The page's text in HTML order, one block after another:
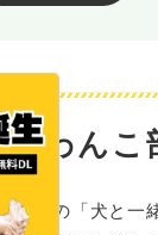
わんこ
全国の「犬と一